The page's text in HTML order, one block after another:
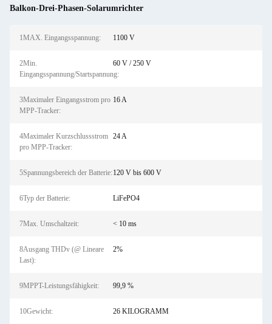
Balkon-Drei-Phasen-Solarumrichter
1MAX. Eingangsspannung: 1100 V
2Min.
Eingangsspannung/Startspannung:
60 V / 250 V
3Maximaler Eingangsstrom pro
MPP-Tracker:
16 A
4Maximaler Kurzschlussstrom
pro MPP-Tracker:
24 A
5Spannungsbereich der Batterie:120 V bis 600 V
6Typ der Batterie: LiFePO4
7Max. Umschaltzeit: < 10 ms
8Ausgang THDv (@ Lineare
Last):
2%
9MPPT-Leistungsfähigkeit: 99,9 %
10Gewicht: 26 KILOGRAMM